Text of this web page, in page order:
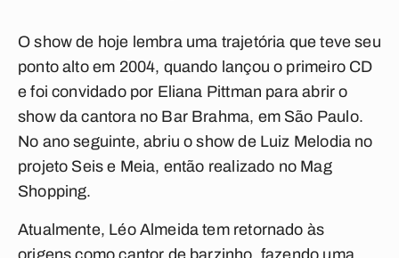
O show de hoje lembra uma trajetória que teve seu
ponto alto em 2004, quando lançou o primeiro CD
e foi convidado por Eliana Pittman para abrir o
show da cantora no Bar Brahma, em São Paulo.
No ano seguinte, abriu o show de Luiz Melodia no
projeto Seis e Meia, então realizado no Mag
Shopping.
Atualmente, Léo Almeida tem retornado às
origens como cantor de barzinho, fazendo uma